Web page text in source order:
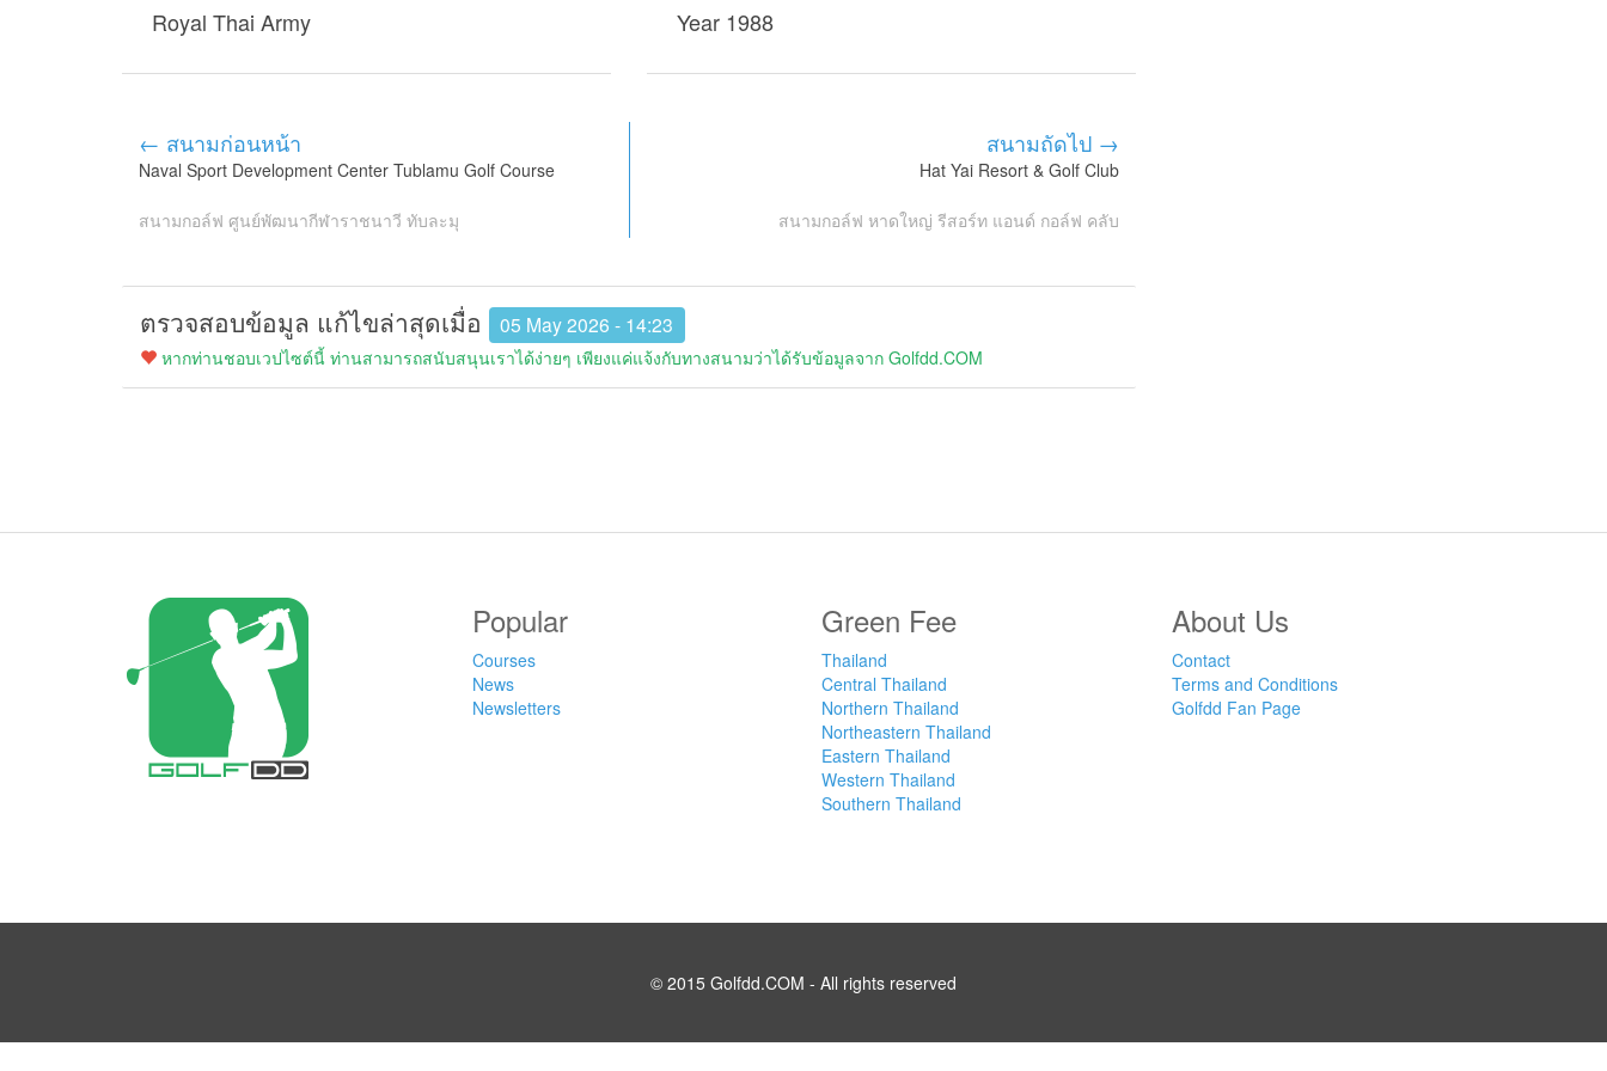
Royal Thai Army Year 1988
← สนามก่อนหน้า
Naval Sport Development Center Tublamu Golf Course
สนามกอล์ฟ ศูนย์พัฒนากีฬาราชนาวี ทับละมุ
สนามถัดไป →
Hat Yai Resort & Golf Club
สนามกอล์ฟ หาดใหญ่ รีสอร์ท แอนด์ กอล์ฟ คลับ
ตรวจสอบข้อมูล แก้ไขล่าสุดเมื่อ 05 May 2026 - 14:23
หากท่านชอบเวปไซต์นี้ ท่านสามารถสนับสนุนเราได้ง่ายๆ เพียงแค่แจ้งกับทางสนามว่าได้รับข้อมูลจาก Golfdd.COM
Popular
Courses
News
Newsletters
Green Fee
Thailand
Central Thailand
Northern Thailand
Northeastern Thailand
Eastern Thailand
Western Thailand
Southern Thailand
About Us
Contact
Terms and Conditions
Golfdd Fan Page
© 2015 Golfdd.COM - All rights reserved